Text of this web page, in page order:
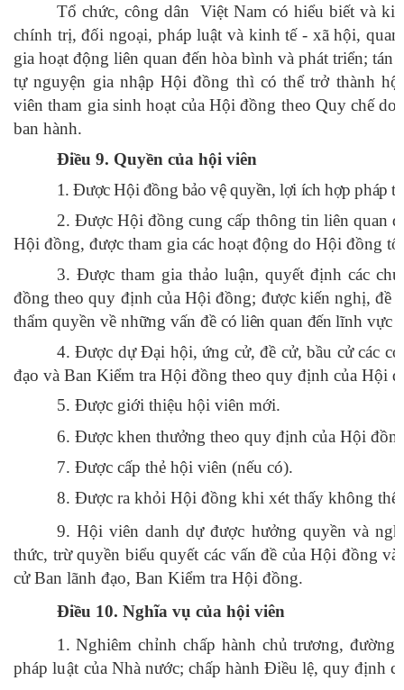
Tổ chức, công dân Việt Nam có hiểu biết và
chính trị, đối ngoại, pháp luật và kinh tế - xã hội,
gia hoạt động liên quan đến hòa bình và phát triển;
tự nguyện gia nhập Hội đồng thì có thể trở thành
viên tham gia sinh hoạt của Hội đồng theo Quy chế
ban hành.
Điều 9. Quyền của hội viên
1. Được Hội đồng bảo vệ quyền, lợi ích hợp pháp
2. Được Hội đồng cung cấp thông tin liên quan
Hội đồng, được tham gia các hoạt động do Hội đồng tổ
3. Được tham gia thảo luận, quyết định các
đồng theo quy định của Hội đồng; được kiến nghị, đề
thẩm quyền về những vấn đề có liên quan đếnlĩnh vực
4. Được dự Đại hội, ứng cử, đề cử, bầu cử các cơ
đạo và Ban Kiểm tra Hội đồng theo quy định của Hội
5. Được giới thiệu hội viên mới.
6. Được khen thưởng theo quy định của Hội
7. Được cấp thẻ hội viên (nếu có).
8. Được ra khỏi Hội đồng khi xét thấy không thể
9. Hội viên danh dự được hưởng quyền và
thức, trừ quyền biểu quyết các vấn đề của Hội đồng
cử Ban lãnh đạo, Ban Kiểm tra Hội đồng.
Điều 10. Nghĩa vụ của hội viên
1. Nghiêm chỉnh chấp hành chủ trương, đường
pháp luật của Nhà nước; chấp hành Điều lệ, quy định